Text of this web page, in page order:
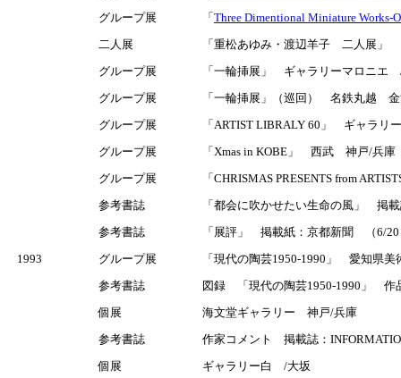
グループ展
「 Three Dimentional Miniature
二人展
「重松あゆみ・渡辺羊子 二人展
グループ展
「一輪挿展」 ギャラリーマロニエ
グループ展
「一輪挿展」（巡回） 名鉄丸越
グループ展
「ARTIST LIBRALY 60」 ギャラリ
グループ展
「Xmas in KOBE」 西武 神戸/兵庫
グループ展
「CHRISMAS PRESENTS from
参考書誌
「都会に吹かせたい生命の風」 掲
参考書誌
「展評」 掲載紙：京都新聞 （6/20
1993
グループ展
「現代の陶芸1950-1990」 愛知県
参考書誌
図録 「現代の陶芸1950-1990」 作
個展
海文堂ギャラリー 神戸/兵庫
参考書誌
作家コメント 掲載誌：
個展
ギャラリー白 /大坂